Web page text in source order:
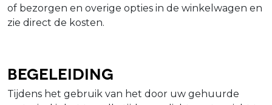
of bezorgen en overige opties in de winkelwagen en
zie direct de kosten.
Begeleiding
Tijdens het gebruik van het door uw gehuurde